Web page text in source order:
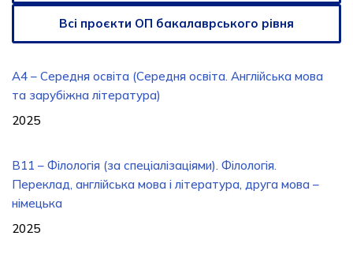
Всі проєкти ОП бакалаврського рівня
A4 – Середня освіта (Середня освіта. Англійська мова
та зарубіжна література)
2025
B11 – Філологія (за спеціалізаціями). Філологія.
Переклад, англійська мова і література, друга мова –
німецька
2025